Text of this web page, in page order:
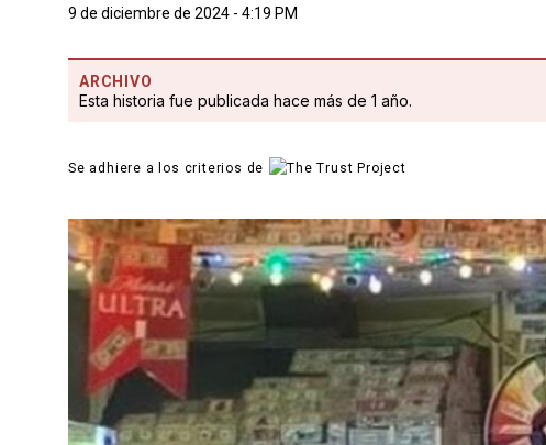
9 de diciembre de 2024 - 4:19 PM
ARCHIVO
Esta historia fue publicada hace más de 1 año.
Se adhiere a los criterios de